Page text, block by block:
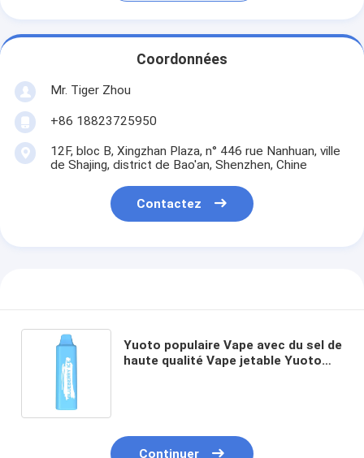
Coordonnées
Mr. Tiger Zhou
+86 18823725950
12F, bloc B, Xingzhan Plaza, n° 446 rue Nanhuan, ville
de Shajing, district de Bao'an, Shenzhen, Chine
Contactez
Yuoto populaire Vape avec du sel de
haute qualité Vape jetable Yuoto
Continuer